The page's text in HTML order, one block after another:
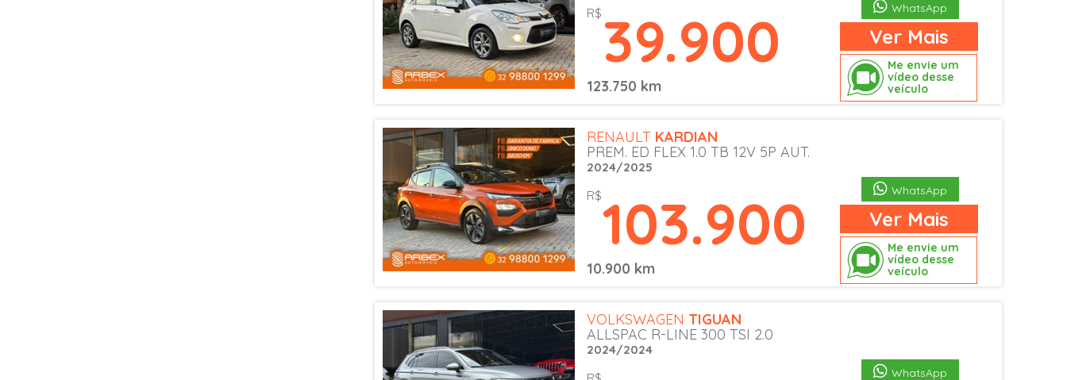
Me envie um
vídeo desse
veículo
R$ 39.900 WhatsApp
Ver Mais
123.750 km
Me envie um
vídeo desse
veículo
RENAULT KARDIAN
PREM. ED FLEX 1.0 TB 12V 5P AUT.
2024/2025
R$103.900 WhatsApp
Ver Mais
10.900 km
VOLKSWAGEN TIGUAN
ALLSPAC R-LINE 300 TSI 2.0
2024/2024
WhatsApp